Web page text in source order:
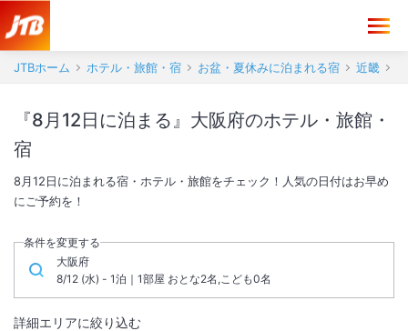
JTBホーム ホテル・旅館・宿 お盆・夏休みに泊まれる宿 近畿
『8月12日に泊まる』大阪府のホテル・旅館・
宿
8月12日に泊まれる宿・ホテル・旅館をチェック！人気の日付はお早め
にご予約を！
条件を変更する
大阪府
8/12 (水) - 1泊｜1部屋 おとな2名,こども0名
詳細エリアに絞り込む